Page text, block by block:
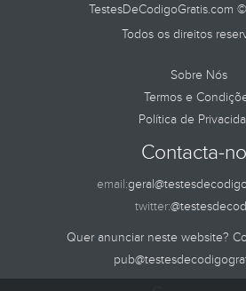
TestesDeCodigoGratis.com
Todos os direitos
Sobre Nós
Termos e
Política de
Contacta-
email:
twitter:
Quer anunciar neste website?